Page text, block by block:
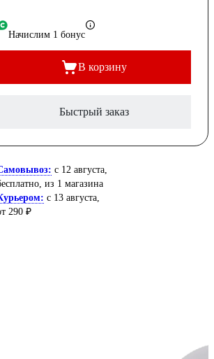
Начислим 1 бонус
В корзину
Быстрый заказ
c 12 августа,
, из 1 магазина
c 13 августа,
290 ₽